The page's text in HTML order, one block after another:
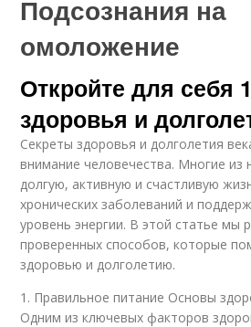
Подсознания на
омоложение
Откройте для себя
здоровья и
Секреты здоровья и долголетия
внимание человечества. Многие из
долгую, активную и счастливую
хронических заболеваний и
уровень энергии. В этой статье мы
проверенных способов, которые
здоровью и долголетию.
1. Правильное питание Основы
Одним из ключевых факторов